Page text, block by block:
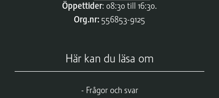
Öppettider: 08:30 till 16:30.
Org.nr: 556853-9125
Här kan du läsa om
Frågor och svar